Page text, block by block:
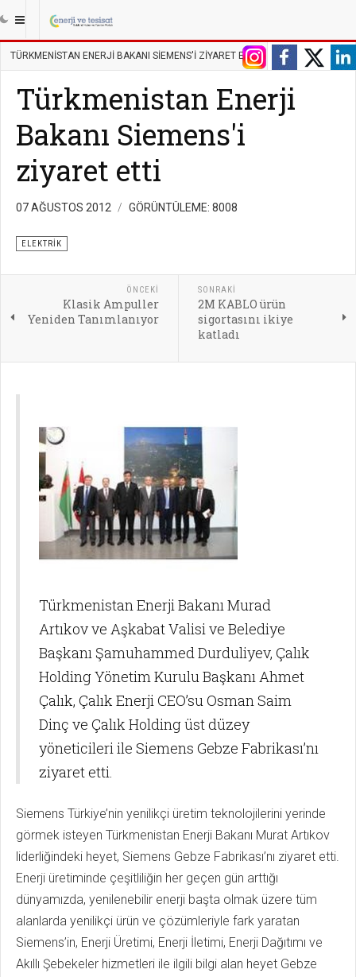
||| ANASAYFA ENERJI
TÜRKMENISTAN ENERJI BAKANI SIEMENS'I ZIYARET ETTI
Türkmenistan Enerji
Bakanı Siemens'i
ziyaret etti
07 AĞUSTOS 2012 GÖRÜNTÜLEME: 8008
ELEKTRIK
ÖNCEKI
Klasik Ampuller
Yeniden Tanımlanıyor
SONRAKI
2M KABLO ürün
sigortasını ikiye
katladı
Türkmenistan Enerji Bakanı Murad
Artıkov ve Aşkabat Valisi ve Belediye
Başkanı Şamuhammed Durduliyev, Çalık
Holding Yönetim Kurulu Başkanı Ahmet
Çalık, Çalık Enerji CEO’su Osman Saim
Dinç ve Çalık Holding üst düzey
yöneticileri ile Siemens Gebze Fabrikası’nı
ziyaret etti.
Siemens Türkiye’nin yenilikçi üretim teknolojilerini yerinde
görmek isteyen Türkmenistan Enerji Bakanı Murat Artıkov
liderliğindeki heyet, Siemens Gebze Fabrikası’nı ziyaret etti.
Enerji üretiminde çeşitliliğin her geçen gün arttığı
dünyamızda, yenilenebilir enerji başta olmak üzere tüm
alanlarda yenilikçi ürün ve çözümleriyle fark yaratan
Siemens’in, Enerji Üretimi, Enerji İletimi, Enerji Dağıtımı ve
Akıllı Şebekeler hizmetleri ile ilgili bilgi alan heyet Gebze